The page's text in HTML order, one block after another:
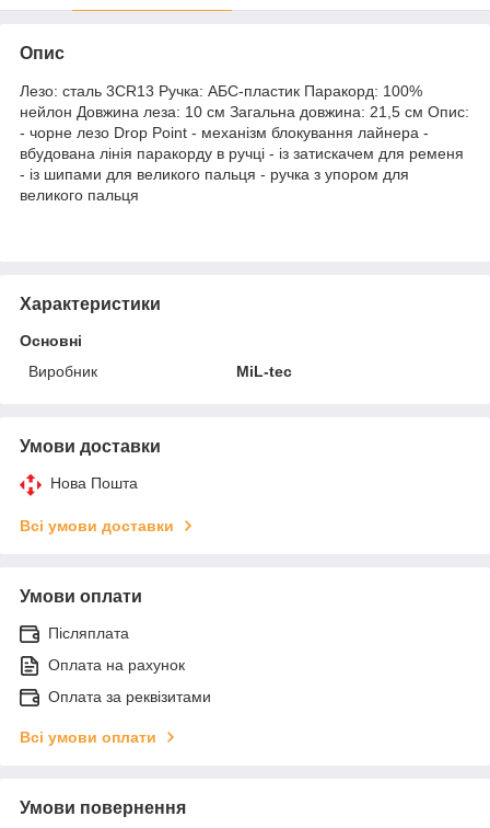
Опис
Лезо: сталь 3CR13 Ручка: АБС-пластик Паракорд: 100%
нейлон Довжина леза: 10 см Загальна довжина: 21,5 см Опис:
- чорне лезо Drop Point - механізм блокування лайнера -
вбудована лінія паракорду в ручці - із затискачем для ременя
- із шипами для великого пальця - ручка з упором для
великого пальця
Характеристики
Основні
Виробник
MiL-tec
Умови доставки
Нова Пошта
Всі умови доставки
Умови оплати
Післяплата
Оплата на рахунок
Оплата за реквізитами
Всі умови оплати
Умови повернення